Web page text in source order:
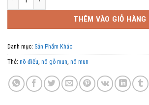
220,000 ₫.là:
180,000 ₫.
THÊM VÀO GIỎ HÀNG
Danh mục: Sản Phẩm Khác
Thẻ: nõ điếu, nõ gỗ mun, nõ mun